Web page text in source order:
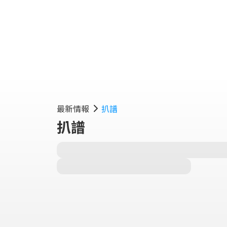
最新情報 扒譜
扒譜